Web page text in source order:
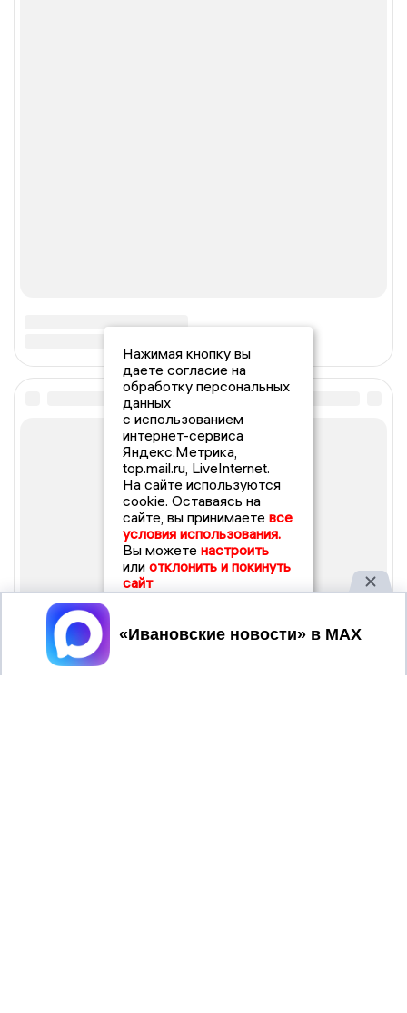
Нажимая кнопку вы
даете согласие на
обработку персональных
данных
с использованием
интернет-сервиса
Яндекс.Метрика,
top.mail.ru, LiveInternet.
На сайте используются
cookie. Оставаясь на
сайте, вы принимаете все
условия использования.
Вы можете настроить
или отклонить и покинуть
сайт
Принять